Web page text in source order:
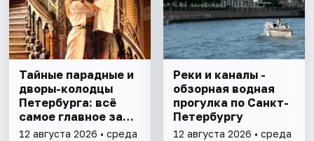
Тайные парадные и
дворы-колодцы
Петербурга: всё
самое главное за
1,5 часа
12 августа 2026 • среда
Реки и каналы -
обзорная водная
прогулка по Санкт-
Петербургу
12 августа 2026 • среда